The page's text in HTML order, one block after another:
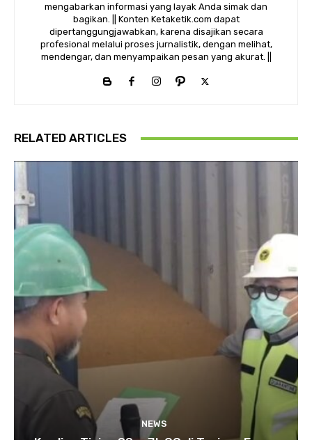
mengabarkan informasi yang layak Anda simak dan
bagikan. || Konten Ketaketik.com dapat
dipertanggungjawabkan, karena disajikan secara
profesional melalui proses jurnalistik, dengan melihat,
mendengar, dan menyampaikan pesan yang akurat. ||
RELATED ARTICLES
NEWS